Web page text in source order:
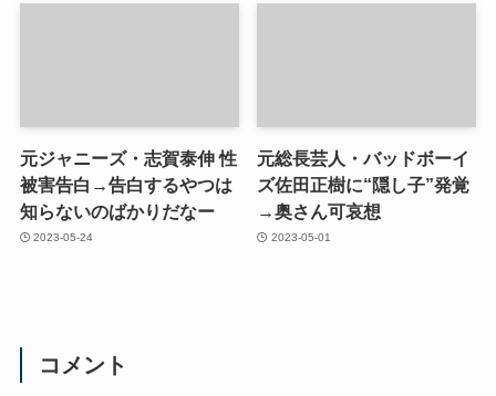
元ジャニーズ・志賀泰伸 性
被害告白→告白するやつは
知らないのばかりだなー
2023-05-24
元総長芸人・バッドボーイ
ズ佐田正樹に“隠し子”発覚
→奥さん可哀想
2023-05-01
コメント